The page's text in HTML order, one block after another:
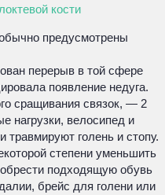
кости
предусмотрены
перерыв в той сфере
появление недуга.
сращивания связок, — 2
нагрузки, велосипед и
травмируют голень и стопу.
степени уменьшить
подходящую обувь
брейс для голени или